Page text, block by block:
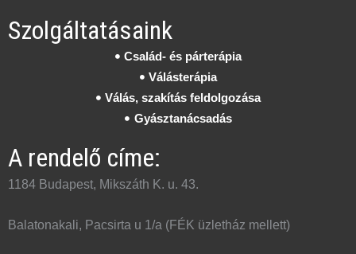
Szolgáltatásaink
Család- és párterápia
Válásterápia
Válás, szakítás feldolgozása
Gyásztanácsadás
A rendelő címe:
1184 Budapest, Mikszáth K. u. 43.
Balatonakali, Pacsirta u 1/a (FÉK üzletház mellett)